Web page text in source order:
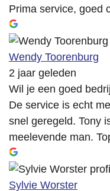
Prima service, goed
Wendy Toorenburg
2 jaar geleden
Wil je een goed
De service is echt
snel geregeld. Tony
meelevende man.
Sylvie Worster